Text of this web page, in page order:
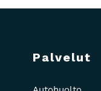
Palvelut